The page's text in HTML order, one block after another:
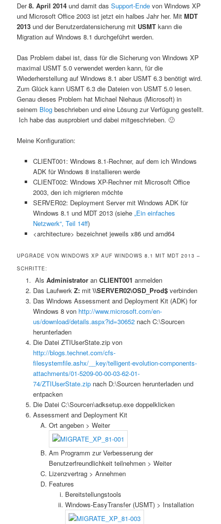
Der8. April 2014 und damit dasSupport-Ende von Windows XP
und Microsoft Office 2003 ist jetzt ein halbes Jahr her. Mit MDT
2013und der Benutzerdatensicherung mit USMT kann die
Migration auf Windows 8.1 durchgeführt werden.
Das Problem dabei ist, dass für die Sicherung von Windows XP
maximal USMT 5.0 verwendet werden kann, für die
Wiederherstellung auf Windows 8.1 aber USMT 6.3 benötigt wird.
Zum Glück kann USMT 6.3 die Dateien von USMT 5.0 lesen.
Genau dieses Problem hat Michael Niehaus (Microsoft) in
seinem Blog beschrieben und eine Lösung zur Verfügung gestellt.
Ich habe das ausprobiert und dabei mitgeschrieben. 🙂
Meine Konfiguration:
CLIENT001: Windows 8.1-Rechner, auf dem ich Windows
ADK für Windows 8 installieren werde
CLIENT002: Windows XP-Rechner mit Microsoft Office
2003, den ich migrieren möchte
SERVER02: Deployment Server mit Windows ADK für
Windows 8.1 und MDT 2013 (siehe „Ein einfaches
Netzwerk“, Teil 14ff)
<architecture> bezeichnet jeweils x86 und amd64
UPGRADE VON WINDOWS XP AUF WINDOWS 8.1 MIT MDT 2013 –
SCHRITTE:
Als Administratoran CLIENT001 anmelden
Das Laufwerk Z:mit\\SERVER02\OSD_Prod$verbinden
Das Windows Assessment and Deployment Kit (ADK) for
Windows 8 von http://www.microsoft.com/en-
us/download/details.aspx?id=30652nach C:\Sourcen
herunterladen
Die Datei ZTIUserState.zip von
http://blogs.technet.com/cfs-
filesystemfile.ashx/__key/telligent-evolution-components-
attachments/01-5209-00-00-03-62-01-
74/ZTIUserState.zipnach D:\Sourcen herunterladen und
entpacken
Die Datei C:\Sourcen\adksetup.exe doppelklicken
Assessment and Deployment Kit
Ort angeben > Weiter
Am Programm zur Verbesserung der
Benutzerfreundlichkeit teilnehmen > Weiter
Lizenzvertrag > Annehmen
Features
Bereitstellungstools
Windows-EasyTransfer (USMT) > Installation